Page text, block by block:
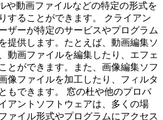
や動画ファイルなどの特定の形式を
することができます。 クライアン
ザーが特定のサービスやプログラム
提供します。たとえば、動画編集ソ
動画ファイルを編集したり、エフェ
とができます。また、画像編集ソフ
像ファイルを加工したり、フィルタ
もできます。 窓の杜や他のプロバ
アントソフトウェアは、多くの場
ァイル形式やプログラムにアクセス